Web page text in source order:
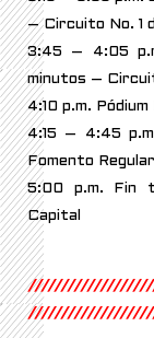
– Circuito No. 1
3:45 – 4:05
minutos –
4:10 p.m.
4:15 – 4:45
Fomento
5:00 p.m. Fin
Capital